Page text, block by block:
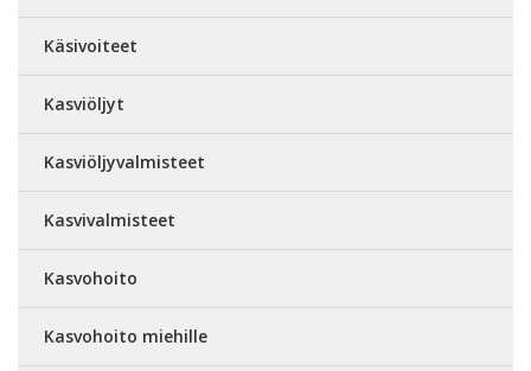
Käsivoiteet
Kasviöljyt
Kasviöljyvalmisteet
Kasvivalmisteet
Kasvohoito
Kasvohoito miehille